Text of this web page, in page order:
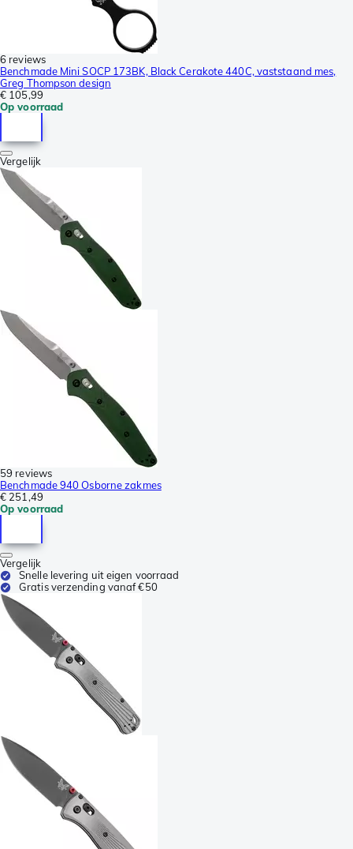
6 reviews
Benchmade Mini SOCP 173BK, Black Cerakote 440C, vaststaand mes,
Greg Thompson design
€ 105,99
Op voorraad
Vergelijk
59 reviews
Benchmade 940 Osborne zakmes
€ 251,49
Op voorraad
Vergelijk
Snelle levering uit eigen voorraad
Gratis verzending vanaf €50